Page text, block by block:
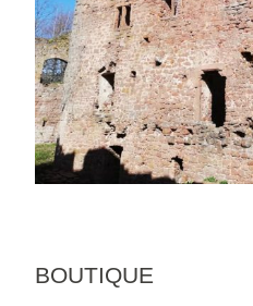
BOUTIQUE